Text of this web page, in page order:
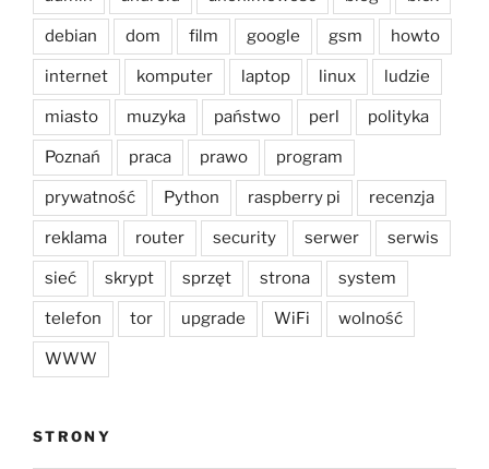
debian dom film google gsm howto
internet komputer laptop linux ludzie
miasto muzyka państwo perl polityka
Poznań praca prawo program
prywatność Python raspberry pi recenzja
reklama router security serwer serwis
sieć skrypt sprzęt strona system
telefon tor upgrade WiFi wolność
WWW
STRONY